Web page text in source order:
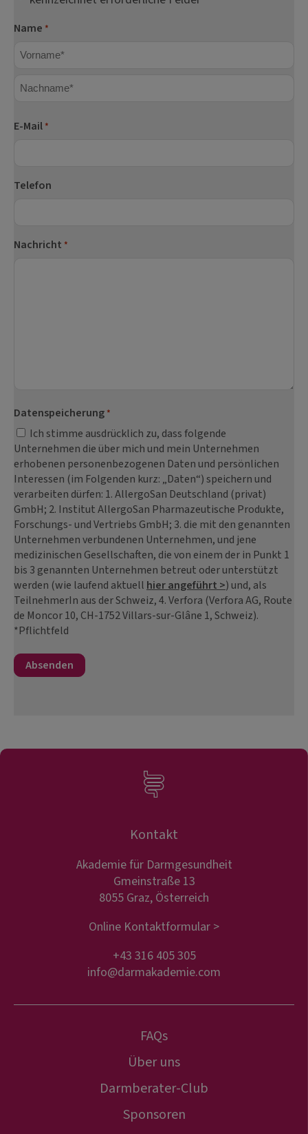
Name *
E-Mail *
Telefon
Nachricht *
Datenspeicherung *
Ich stimme ausdrücklich zu, dass folgende
Unternehmen die über mich und mein Unternehmen
erhobenen personenbezogenen Daten und persönlichen
Interessen (im Folgenden kurz: „Daten“) speichern und
verarbeiten dürfen: 1. AllergoSan Deutschland (privat)
GmbH; 2. Institut AllergoSan Pharmazeutische Produkte,
Forschungs- und Vertriebs GmbH; 3. die mit den genannten
Unternehmen verbundenen Unternehmen, und jene
medizinischen Gesellschaften, die von einem der in Punkt 1
bis 3 genannten Unternehmen betreut oder unterstützt
werden (wie laufend aktuell hier angeführt >) und, als
TeilnehmerIn aus der Schweiz, 4. Verfora (Verfora AG, Route
de Moncor 10, CH-1752 Villars-sur-Glâne 1, Schweiz).
*Pflichtfeld
Kontakt
Akademie für Darmgesundheit
Gmeinstraße 13
8055 Graz, Österreich
Online Kontaktformular >
+43 316 405 305
info@darmakademie.com
FAQs
Über uns
Darmberater-Club
Sponsoren